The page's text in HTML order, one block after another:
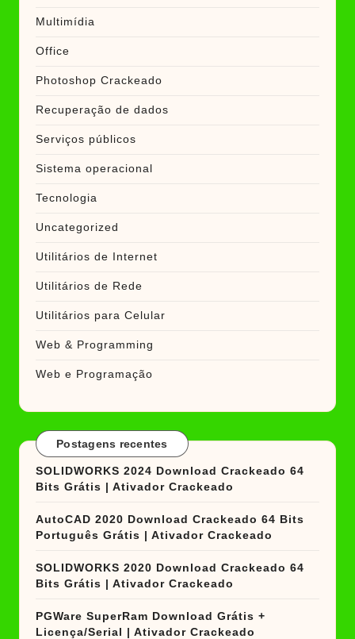
Multimídia
Office
Photoshop Crackeado
Recuperação de dados
Serviços públicos
Sistema operacional
Tecnologia
Uncategorized
Utilitários de Internet
Utilitários de Rede
Utilitários para Celular
Web & Programming
Web e Programação
Postagens recentes
SOLIDWORKS 2024 Download Crackeado 64
Bits Grátis | Ativador Crackeado
AutoCAD 2020 Download Crackeado 64 Bits
Português Grátis | Ativador Crackeado
SOLIDWORKS 2020 Download Crackeado 64
Bits Grátis | Ativador Crackeado
PGWare SuperRam Download Grátis +
Licença/Serial | Ativador Crackeado